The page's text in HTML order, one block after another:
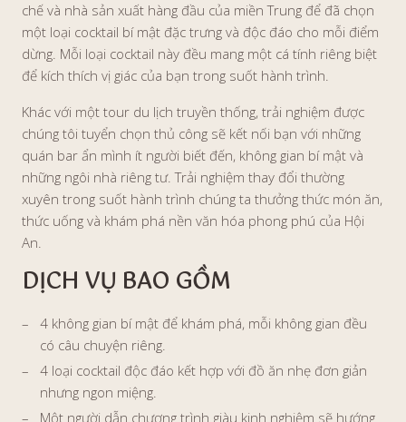
chế và nhà sản xuất hàng đầu của miền Trung để đã chọn
một loại cocktail bí mật đặc trưng và độc đáo cho mỗi điểm
dừng. Mỗi loại cocktail này đều mang một cá tính riêng biệt
để kích thích vị giác của bạn trong suốt hành trình.
Khác với một tour du lịch truyền thống, trải nghiệm được
chúng tôi tuyển chọn thủ công sẽ kết nối bạn với những
quán bar ẩn mình ít người biết đến, không gian bí mật và
những ngôi nhà riêng tư. Trải nghiệm thay đổi thường
xuyên trong suốt hành trình chúng ta thưởng thức món ăn,
thức uống và khám phá nền văn hóa phong phú của Hội
An.
DỊCH VỤ BAO GỒM
4 không gian bí mật để khám phá, mỗi không gian đều
có câu chuyện riêng.
4 loại cocktail độc đáo kết hợp với đồ ăn nhẹ đơn giản
nhưng ngon miệng.
Một người dẫn chương trình giàu kinh nghiệm sẽ hướng